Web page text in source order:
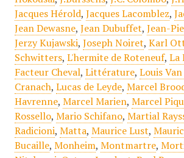
Jacques Hérold, Jacques Lacomblez,
Jean Dewasne, Jean Dubuffet, Jean-
Jerzy Kujawski, Joseph Noiret, Karl
Schwitters, L'hermite de Roteneuf, La
Facteur Cheval, Littérature, Louis
Cranach, Lucas de Leyde, Marcel
Havrenne, Marcel Marien, Marcel
Rossello, Mario Schifano, Martial
Radicioni, Matta, Maurice Lust,
Bucaille, Monheim, Montmartre,